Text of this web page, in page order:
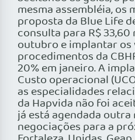
mesma assembléia, os
proposta da Blue Life
consulta para R$
outubro e implantar os
procedimentos da
20% em janeiro. A
Custo operacional
as especialidades
da Hapvida não foi
já está agendada outra
negociações para a